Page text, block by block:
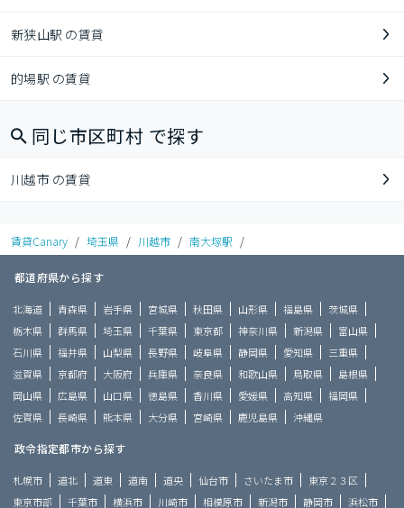
新狭山駅 の賃貸
的場駅 の賃貸
同じ市区町村 で探す
川越市 の賃貸
賃貸Canary / 埼玉県 / 川越市 / 南大塚駅 /
都道府県から探す
北海道 青森県 岩手県 宮城県 秋田県 山形県 福島県
茨城県
栃木県
群馬県 埼玉県 千葉県 東京都 神奈川県 新潟県
富山県
石川県
福井県 山梨県 長野県 岐阜県 静岡県 愛知県
三重県
滋賀県
京都府 大阪府 兵庫県 奈良県 和歌山県 鳥取県
島根県
岡山県
広島県 山口県 徳島県 香川県 愛媛県 高知県
福岡県
佐賀県
長崎県 熊本県 大分県 宮崎県 鹿児島県 沖縄県
政令指定都市から探す
札幌市 道北 道東 道南 道央 仙台市 さいたま市
東京２３区
東京市部
千葉市 横浜市 川崎市 相模原市 新潟市 静岡市 浜松市